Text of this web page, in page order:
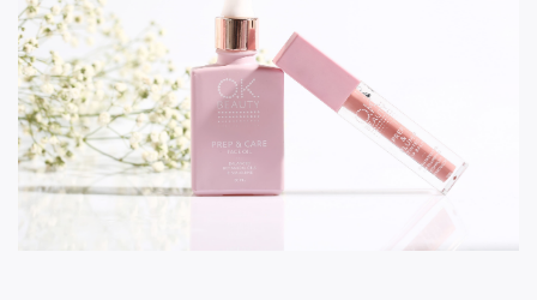
Например,линейка BB-кремов OK Beauty Flash &
Glowсодержит Аденозин, Ниацинамид, Сквален
и витамин E:
коллагена, ответственного за упругость и